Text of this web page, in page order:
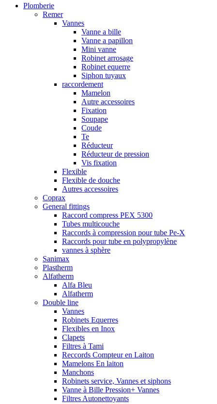
Plomberie
Remer
Vannes
Vanne a bille
Vanne a papillon
Mini vanne
Robinet arrosage
Robinet equerre
Siphon tuyaux
raccordement
Mamelon
Autre accessoires
Fixation
Soupape
Coude
Te
Réducteur
Réducteur de pression
Vis fixation
Flexible
Flexible de douche
Autres accessoires
Coprax
General fittings
Raccord compress PEX 5300
Tubes multicouche
Raccords à compression pour tube Pe-X
Raccords pour tube en polypropylène
vannes à sphère
Sanimax
Plastherm
Alfatherm
Alfa Bleu
Alfatherm
Double line
Vannes
Robinets Equerres
Flexibles en Inox
Clapets
Filtres à Tami
Reccords Compteur en Laiton
Mamelons En laiton
Manchons
Robinets service, Vannes et siphons
Vanne à Bille Pression+ Vannes
Filtres Autonettoyants